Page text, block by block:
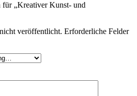
für „Kreativer Kunst- und
veröffentlicht. Erforderliche Felder